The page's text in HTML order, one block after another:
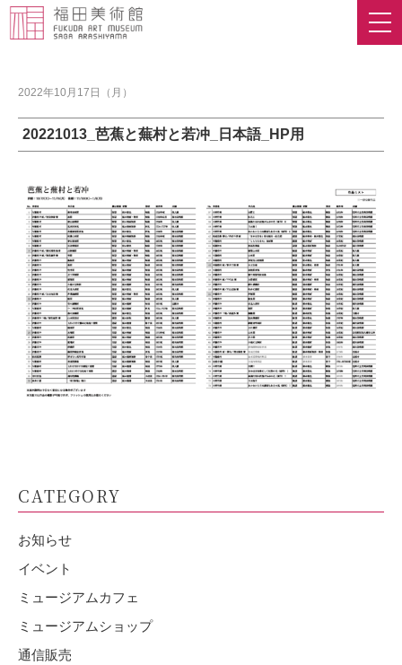
2022年10月17日（月）
20221013_芭蕉と蕪村と若冲_日本語_HP用
CATEGORY
お知らせ
イベント
ミュージアムカフェ
ミュージアムショップ
通信販売